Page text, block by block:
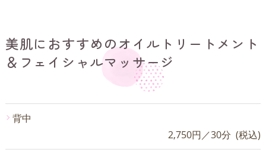
美肌におすすめのオイルトリートメント
＆フェイシャルマッサージ
背中
2,750円／30分 (税込)